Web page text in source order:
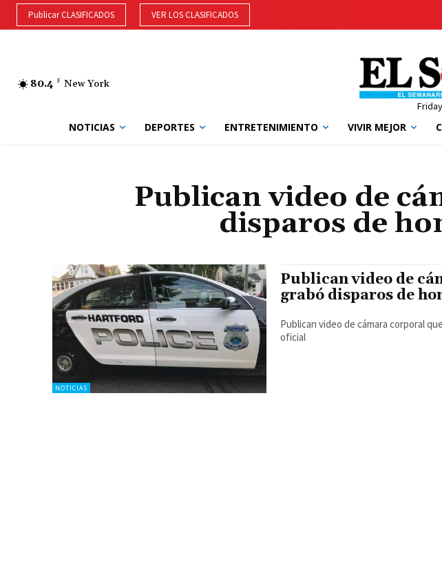
Publicar CLASIFICADOS VER LOS CLASIFICADOS
80.4 F New York
NOTICIAS DEPORTES ENTRETENIMIENTO VIVIR MEJOR
Publican video de
disparos de
NOTICIAS
Publican video de
grabó disparos de
Publican video de cámara corporal
oficial